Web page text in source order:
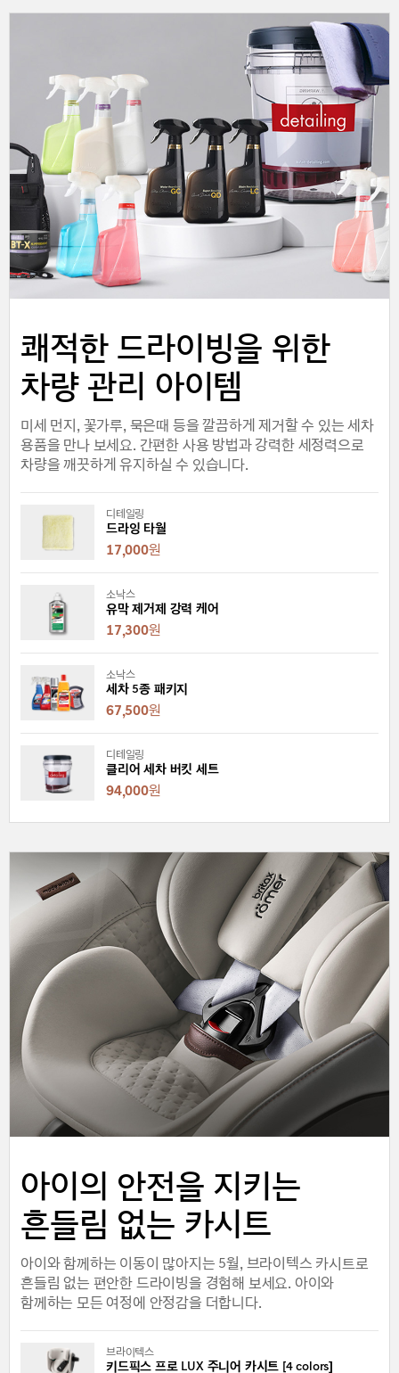
쾌적한 드라이빙을 위한
차량 관리 아이템
미세 먼지, 꽃가루, 묵은때 등을 깔끔하게 제거할 수 있는 세차
용품을 만나 보세요. 간편한 사용 방법과 강력한 세정력으로
차량을 깨끗하게 유지하실 수 있습니다.
디테일링
드라잉 타월
17,000원
소낙스
유막 제거제 강력 케어
17,300원
소낙스
세차 5종 패키지
67,500원
디테일링
클리어 세차 버킷 세트
94,000원
아이의 안전을 지키는
흔들림 없는 카시트
아이와 함께하는 이동이 많아지는 5월, 브라이텍스 카시트로
흔들림 없는 편안한 드라이빙을 경험해 보세요. 아이와
함께하는 모든 여정에 안정감을 더합니다.
브라이텍스
키드픽스 프로 LUX 주니어 카시트 [4 colors]